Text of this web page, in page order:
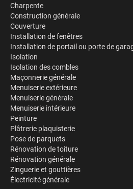
Charpente
Construction générale
Couverture
Installation de fenêtres
Installation de portail ou porte de
Isolation
Isolation des combles
Maçonnerie générale
Menuiserie extérieure
Menuiserie générale
Menuiserie intérieure
Peinture
Plâtrerie plaquisterie
Pose de parquets
Rénovation de toiture
Rénovation générale
Zinguerie et gouttières
Électricité générale